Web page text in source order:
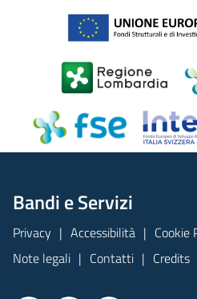
Bandi e Servizi
Privacy Accessibilità
Cookie
Note legali
Contatti Credits